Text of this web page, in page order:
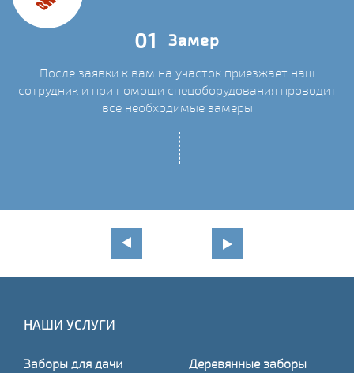
01 Замер
После заявки к вам на участок приезжает наш
сотрудник и при помощи спецоборудования проводит
все необходимые замеры
НАШИ УСЛУГИ
Заборы для дачи
Деревянные заборы